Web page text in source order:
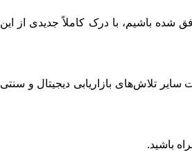
شده باشیم، با درک کاملاً جدیدی از این
سایر تلاش‌های بازاریابی دیجیتال و سنتی
باشید.